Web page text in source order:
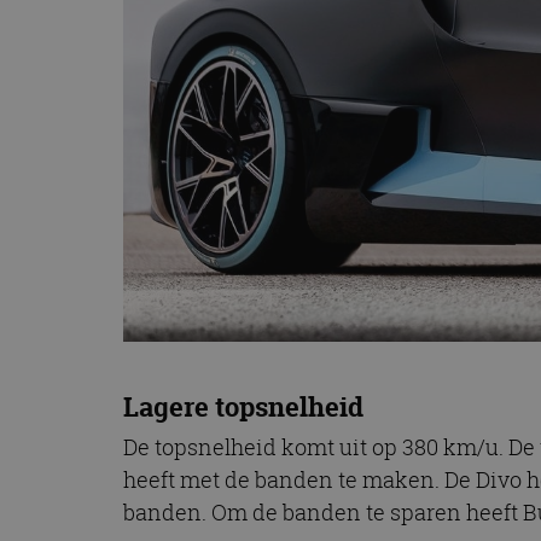
Lagere topsnelheid
De topsnelheid komt uit op 380 km/u.
heeft met de banden te maken. De Divo
banden. Om de banden te sparen heeft
CookieScriptConsent
Naam
_ga
_ga_SC6JKZPPKY
Naam
_fbp
Meta
_gcl_au
Google
omx_consent